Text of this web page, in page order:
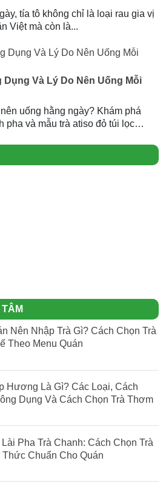
tía tô không chỉ là loại rau gia vị
Việt mà còn là...
Dụng Và Lý Do Nên Uống Mỗi
uống hằng ngày? Khám phá
pha và mẫu trà atiso đỏ túi lọc
Nên Nhập Trà Gì? Cách Chọn Trà
Theo Menu Quán
Hương Là Gì? Các Loại, Cách
Dụng Và Cách Chọn Trà Thơm
Lài Pha Trà Chanh: Cách Chọn Trà
Thức Chuẩn Cho Quán